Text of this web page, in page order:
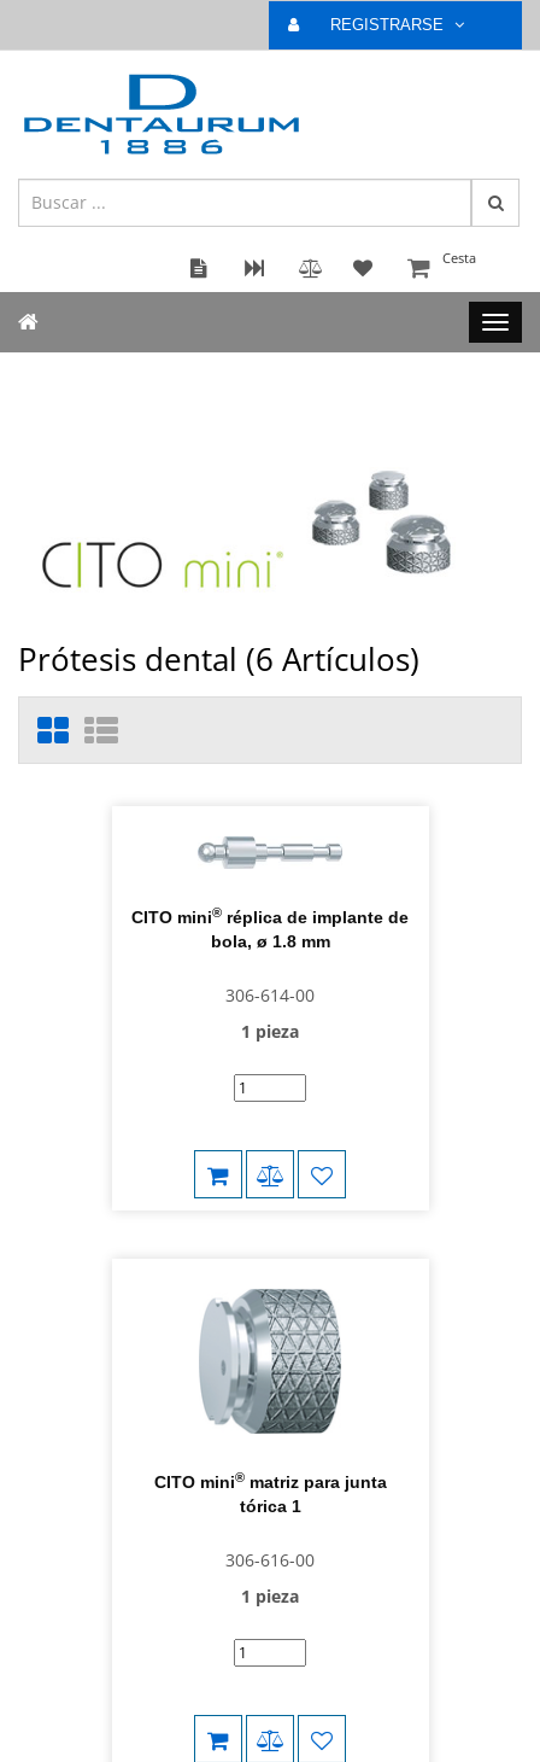
REGISTRARSE
Cesta
Prótesis dental (6 Artículos)
CITO mini® réplica de implante de
bola, ø 1.8 mm
306-614-00
1 pieza
CITO mini®matriz para junta
tórica 1
306-616-00
1 pieza